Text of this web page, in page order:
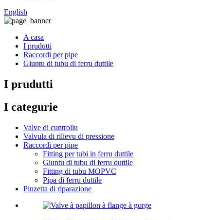
English
A casa
I prudutti
Raccordi per pipe
Giuntu di tubu di ferru duttile
I prudutti
I categurie
Valve di cuntrollu
Valvula di rilievu di pressione
Raccordi per pipe
Fitting per tubi in ferru duttile
Giuntu di tubu di ferru duttile
Fitting di tubu MOPVC
Pipa di ferru duttile
Pinzetta di riparazione